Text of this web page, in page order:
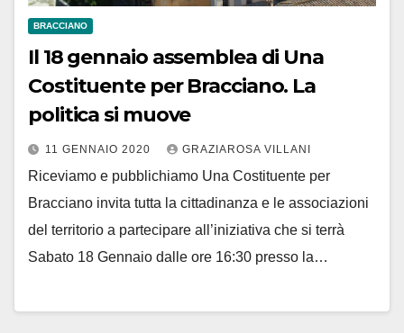
BRACCIANO
Il 18 gennaio assemblea di Una
Costituente per Bracciano. La
politica si muove
11 GENNAIO 2020 GRAZIAROSA VILLANI
Riceviamo e pubblichiamo Una Costituente per
Bracciano invita tutta la cittadinanza e le associazioni
del territorio a partecipare all’iniziativa che si terrà
Sabato 18 Gennaio dalle ore 16:30 presso la…